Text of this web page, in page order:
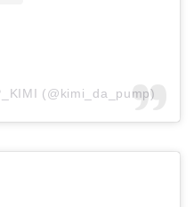
(@kimi_da_pump)